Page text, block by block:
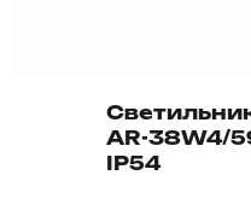
AR-38W4/
IP54